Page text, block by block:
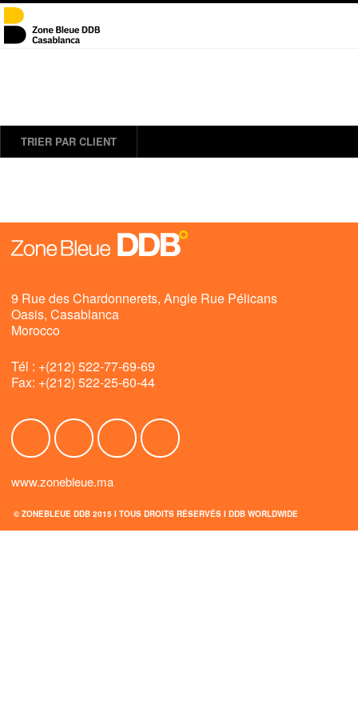
TRIER PAR CLIENT
9 Rue des Chardonnerets, Angle Rue Pélicans
Oasis, Casablanca
Morocco
Tél : +(212) 522-77-69-69
Fax: +(212) 522-25-60-44
www.zonebleue.ma
© ZONEBLEUE DDB 2015 I TOUS DROITS RÉSERVÉS I DDB WORLDWIDE